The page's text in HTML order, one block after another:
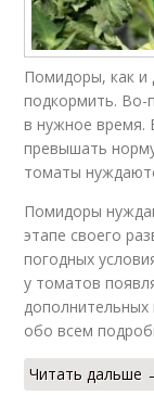
Помидоры, как и
подкормить. Во-
в нужное время.
превышать
томаты
Помидоры
этапе своего
погодных
у томатов
обо всем
Читать дальше